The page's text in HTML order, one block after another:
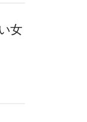
女